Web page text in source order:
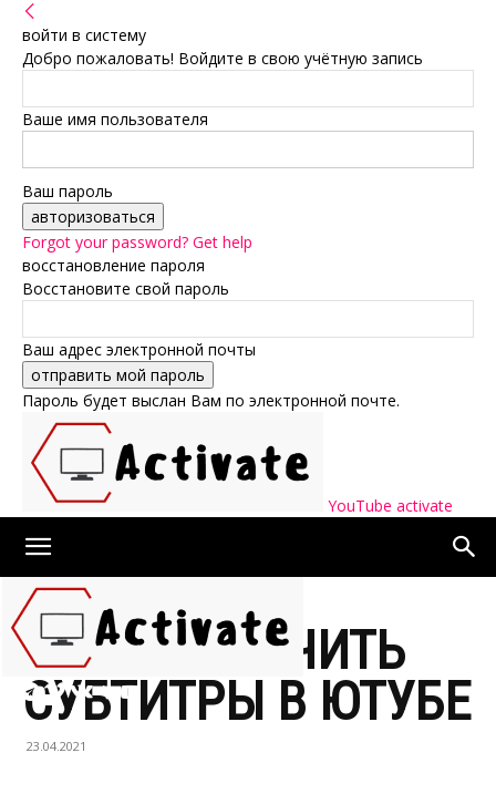
войти в систему
Добро пожаловать! Войдите в свою учётную запись
Ваше имя пользователя
Ваш пароль
Forgot your password? Get help
восстановление пароля
Восстановите свой пароль
Ваш адрес электронной почты
Пароль будет выслан Вам по электронной почте.
YouTube activate
КАК ОТКЛЮЧИТЬ
СУБТИТРЫ В ЮТУБЕ
23.04.2021